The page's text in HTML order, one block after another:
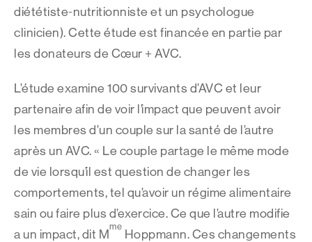
diététiste-nutritionniste et un psychologue
clinicien). Cette étude est financée en partie par
les donateurs de Cœur + AVC.
L’étude examine 100 survivants d’AVC et leur
partenaire afin de voir l’impact que peuvent avoir
les membres d’un couple sur la santé de l’autre
après un AVC. « Le couple partage le même mode
de vie lorsqu’il est question de changer les
comportements, tel qu’avoir un régime alimentaire
sain ou faire plus d’exercice. Ce que l’autre modifie
a un impact, dit M
me
Hoppmann. Ces changements